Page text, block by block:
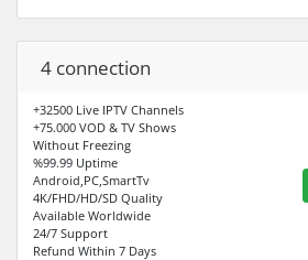
4 connection
+32500 Live IPTV Channels
+75.000 VOD & TV Shows
Without Freezing
%99.99 Uptime
Android,PC,SmartTv
4K/FHD/HD/SD Quality
Available Worldwide
24/7 Support
Refund Within 7 Days